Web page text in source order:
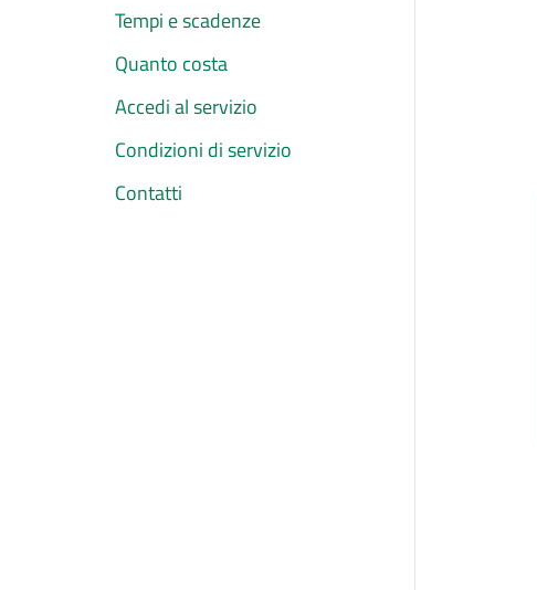
Tempi e scadenze
Quanto costa
Accedi al servizio
Condizioni di servizio
Contatti